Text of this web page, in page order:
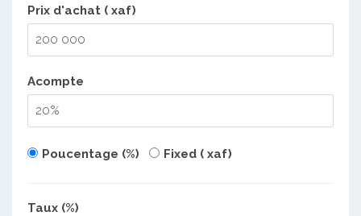
Prix d'achat ( xaf)
Acompte
Poucentage (%) Fixed ( xaf)
Taux (%)